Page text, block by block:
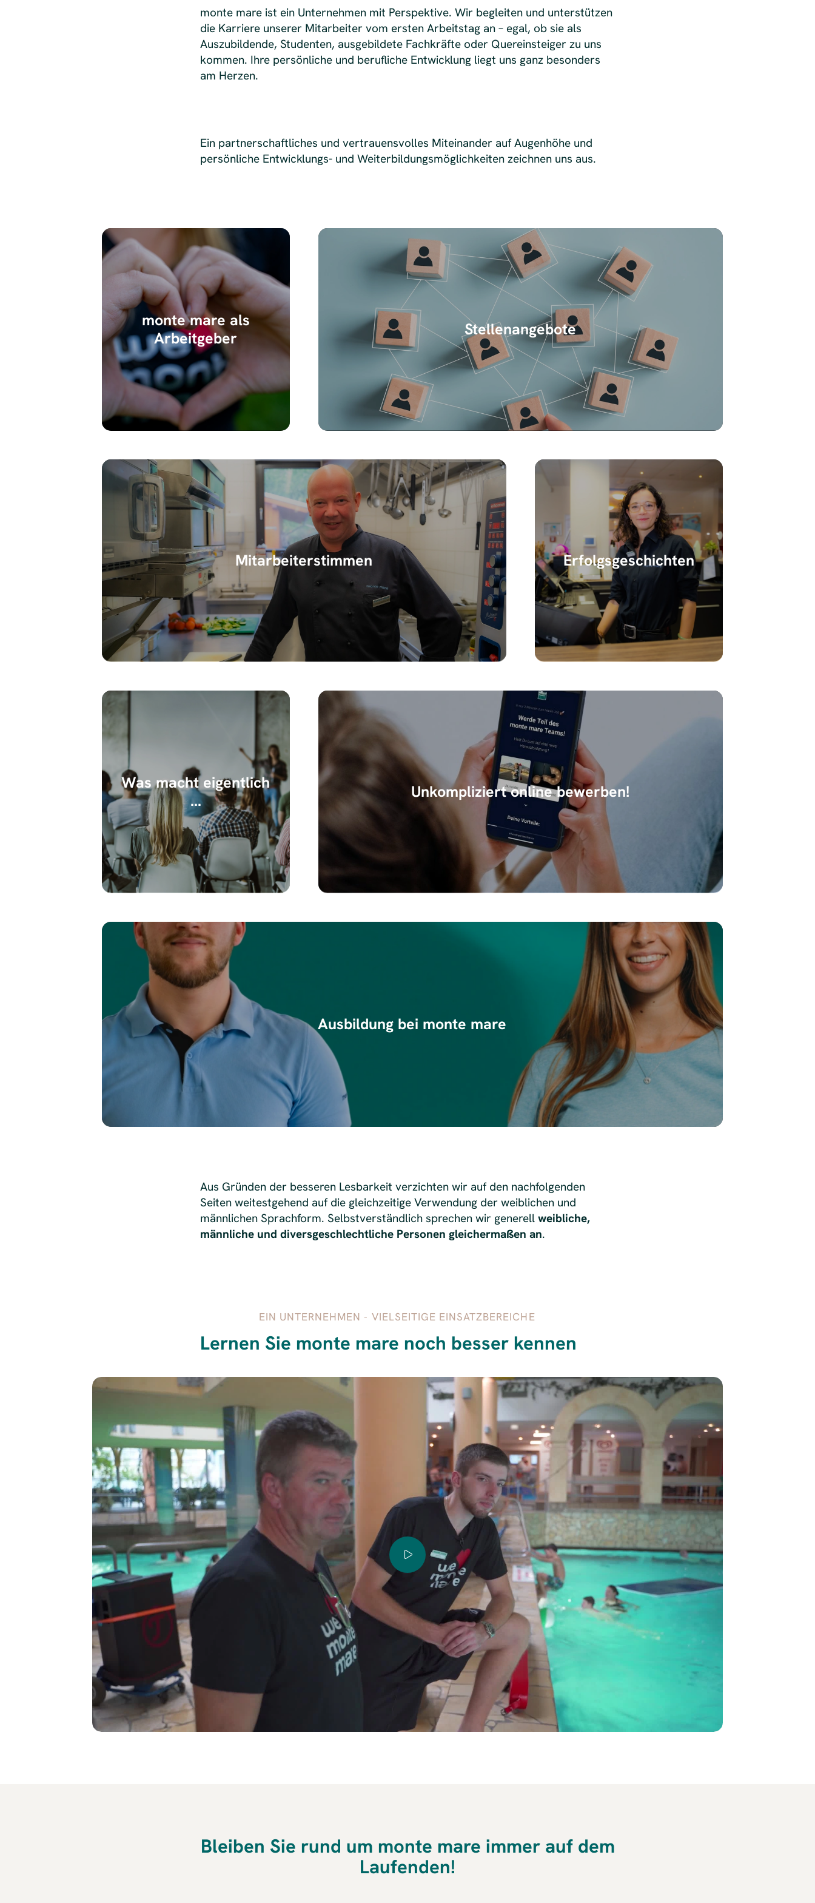
monte mare ist ein Unternehmen mit Perspektive. Wir begleiten und unterstützen
die Karriere unserer Mitarbeiter vom ersten Arbeitstag an – egal, ob sie als
Auszubildende, Studenten, ausgebildete Fachkräfte oder Quereinsteiger zu uns
kommen. Ihre persönliche und berufliche Entwicklung liegt uns ganz besonders
am Herzen.
Ein partnerschaftliches und vertrauensvolles Miteinander auf Augenhöhe und
persönliche Entwicklungs- und Weiterbildungsmöglichkeiten zeichnen uns aus.
monte mare als
Arbeitgeber
Stellenangebote
Mitarbeiterstimmen Erfolgsgeschichten
Was macht eigentlich
...
Unkompliziert online bewerben!
Ausbildung bei monte mare
Aus Gründen der besseren Lesbarkeit verzichten wir auf den nachfolgenden
Seiten weitestgehend auf die gleichzeitige Verwendung der weiblichen und
männlichen Sprachform. Selbstverständlich sprechen wir generell weibliche,
männliche und diversgeschlechtliche Personen gleichermaßen an.
Lernen Sie monte mare noch besser kennen
EIN UNTERNEHMEN - VIELSEITIGE EINSATZBEREICHE
Bleiben Sie rund um monte mare immer auf dem
Laufenden!